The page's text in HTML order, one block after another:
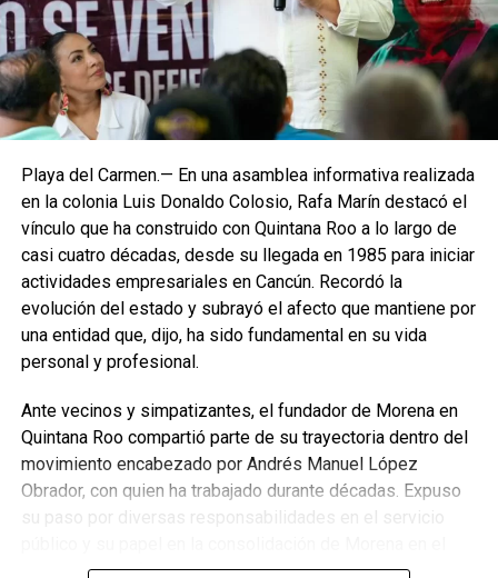
Quintero, quien recibió 2 mil pesos.
El Gobierno Municipal destacó que este tipo de
actividades fortalecen la convivencia familiar, impulsan el
talento local y consolidan espacios donde la cultura, los
sabores y la participación ciudadana se integran en las
festividades del municipio. Con acciones como esta, Isla
Mujeres reafirma su compromiso de preservar sus
tradiciones y promover el valor de su gastronomía como
parte esencial de su identidad.
Fuente: 5to Poder Agencia de Noticias
Playa del Carmen.— En una asamblea informativa realizada
en la colonia Luis Donaldo Colosio, Rafa Marín destacó el
vínculo que ha construido con Quintana Roo a lo largo de
casi cuatro décadas, desde su llegada en 1985 para iniciar
actividades empresariales en Cancún. Recordó la
evolución del estado y subrayó el afecto que mantiene por
una entidad que, dijo, ha sido fundamental en su vida
personal y profesional.
Ante vecinos y simpatizantes, el fundador de Morena en
Quintana Roo compartió parte de su trayectoria dentro del
movimiento encabezado por Andrés Manuel López
Obrador, con quien ha trabajado durante décadas. Expuso
estado, donde fue el primer presidente del Comité